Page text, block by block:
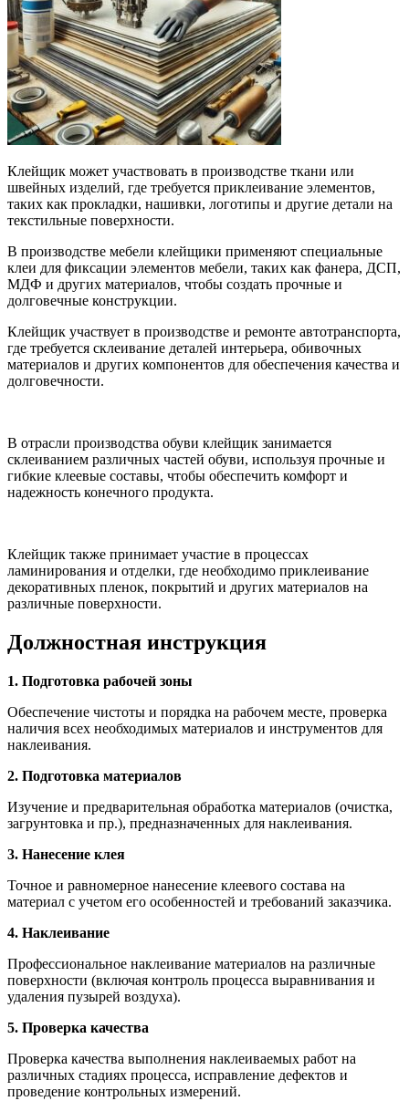
Клейщик может участвовать в производстве ткани или
швейных изделий, где требуется приклеивание элементов,
таких как прокладки, нашивки, логотипы и другие детали на
текстильные поверхности.
В производстве мебели клейщики применяют специальные
клеи для фиксации элементов мебели, таких как фанера, ДСП,
МДФ и других материалов, чтобы создать прочные и
долговечные конструкции.
Клейщик участвует в производстве и ремонте автотранспорта,
где требуется склеивание деталей интерьера, обивочных
материалов и других компонентов для обеспечения качества и
долговечности.
В отрасли производства обуви клейщик занимается
склеиванием различных частей обуви, используя прочные и
гибкие клеевые составы, чтобы обеспечить комфорт и
надежность конечного продукта.
Клейщик также принимает участие в процессах
ламинирования и отделки, где необходимо приклеивание
декоративных пленок, покрытий и других материалов на
различные поверхности.
Должностная инструкция
1. Подготовка рабочей зоны
Обеспечение чистоты и порядка на рабочем месте, проверка
наличия всех необходимых материалов и инструментов для
наклеивания.
2. Подготовка материалов
Изучение и предварительная обработка материалов (очистка,
загрунтовка и пр.), предназначенных для наклеивания.
3. Нанесение клея
Точное и равномерное нанесение клеевого состава на
материал с учетом его особенностей и требований заказчика.
4. Наклеивание
Профессиональное наклеивание материалов на различные
поверхности (включая контроль процесса выравнивания и
удаления пузырей воздуха).
5. Проверка качества
Проверка качества выполнения наклеиваемых работ на
различных стадиях процесса, исправление дефектов и
проведение контрольных измерений.